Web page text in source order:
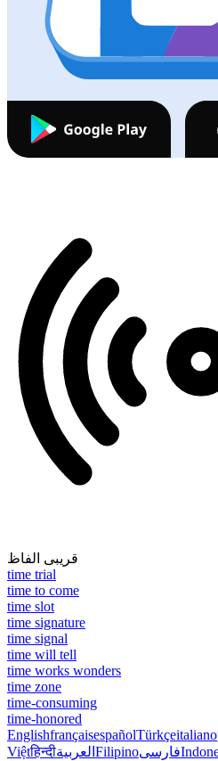
قریبی الفاظ
time trial
time to come
time slot
time signature
time signal
time will tell
time works wonders
time zone
time-consuming
time-honored
EnglishfrançaisespañolTürkçeitaliano
Việtहिन्दीالعربية Filipinoفارسی